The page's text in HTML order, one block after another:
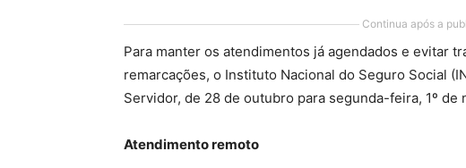
Continua após a
Para manter os atendimentos já agendados e evitar
remarcações, o Instituto Nacional do Seguro Social
Servidor, de 28 de outubro para segunda-feira, 1º de
Atendimento remoto